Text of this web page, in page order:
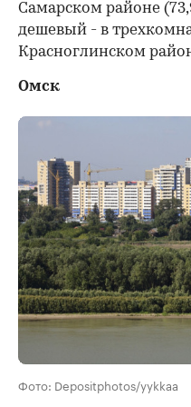
Самарском районе
дешевый - в
Красноглинском
Омск
Фото: Depositphotos/yykkaa